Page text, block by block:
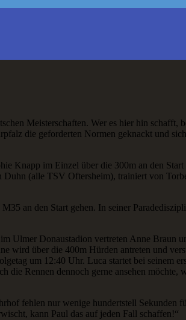
Meisterschaften. Wer es hier hin schafft,
die geforderten Normen geknackt und
Knapp im Einzel über die 300m an den
(alle TSV Oftersheim), trainiert von
an den Start gehen. In seiner
Ulmer Donaustadion vertreten Anne Braun
wird über die 400m Hürden antreten und
um 12:40 Uhr. Luca startet bei seinem
Rennen dennoch gerne ansehen möchte,
fehlen nur wenige hundertstell Sekunden
kann Paul das auf jeden Fall schaffen!“